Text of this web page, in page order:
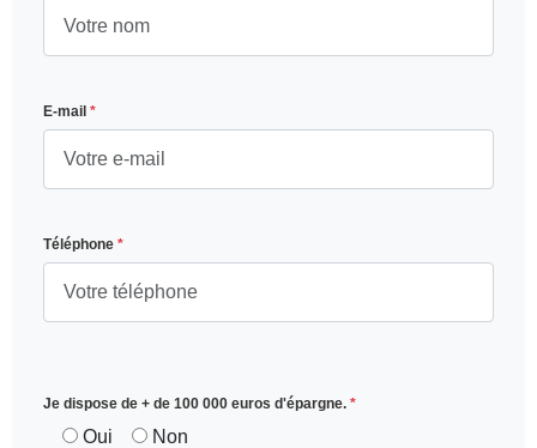
E-mail *
Téléphone *
Je dispose de + de 100 000 euros d'épargne. *
Oui Non